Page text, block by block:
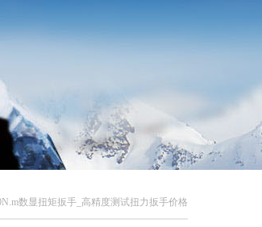
数显扭矩扳手_高精度测试扭力扳手价格